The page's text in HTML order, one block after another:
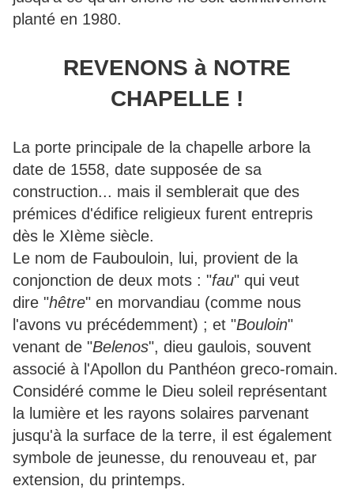
planté en 1980.
REVENONS à NOTRE
CHAPELLE !
La porte principale de la chapelle arbore la
date de 1558, date supposée de sa
construction... mais il semblerait que des
prémices d'édifice religieux furent entrepris
dès le XIème siècle.
Le nom de Faubouloin, lui, provient de la
conjonction de deux mots : "fau" qui veut
dire "hêtre" en morvandiau (comme nous
l'avons vu précédemment) ; et "Bouloin"
venant de "Belenos", dieu gaulois, souvent
associé à l'Apollon du Panthéon greco-romain.
Considéré comme le Dieu soleil représentant
la lumière et les rayons solaires parvenant
jusqu'à la surface de la terre, il est également
symbole de jeunesse, du renouveau et, par
extension, du printemps.